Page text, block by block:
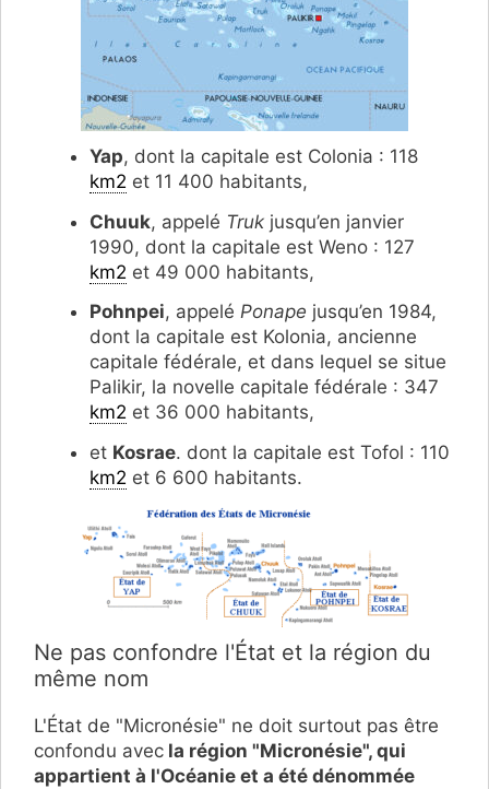
Yap, dont la capitale est Colonia : 118
km2 et 11 400 habitants,
Chuuk, appelé Truk jusqu’en janvier
1990, dont la capitale est Weno : 127
km2 et 49 000 habitants,
Pohnpei, appelé Ponape jusqu’en 1984,
dont la capitale est Kolonia, ancienne
capitale fédérale, et dans lequel se situe
Palikir, la novelle capitale fédérale : 347
km2 et 36 000 habitants,
et Kosrae. dont la capitale est Tofol : 110
km2 et 6 600 habitants.
Ne pas confondre l'État et la région du
même nom
L'État de "Micronésie" ne doit surtout pas être
confondu avec la région "Micronésie", qui
appartient à l'Océanie et a été dénommée